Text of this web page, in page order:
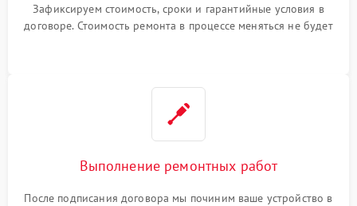
Зафиксируем стоимость, сроки и гарантийные условия в
договоре. Стоимость ремонта в процессе меняться не будет
Выполнение ремонтных работ
После подписания договора мы починим ваше устройство в